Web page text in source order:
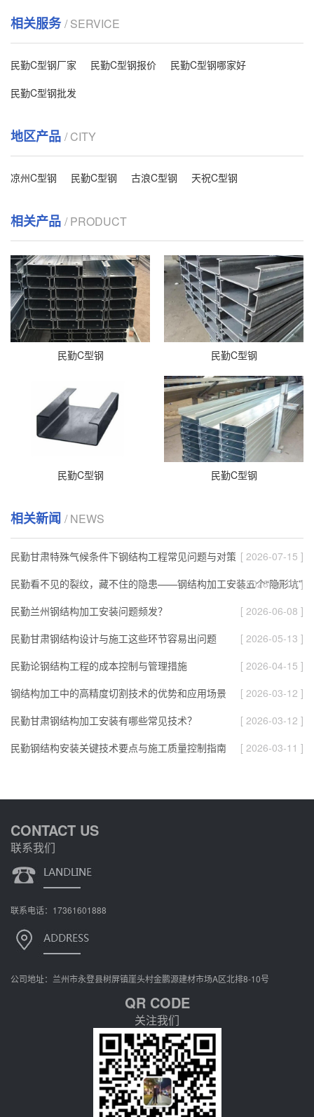
相关服务/ SERVICE
民勤C型钢厂家 民勤C型钢报价
民勤C型钢哪家好
民勤C型钢批发
地区产品 / CITY
凉州C型钢 民勤C型钢 古浪C型钢 天祝C型钢
相关产品 / PRODUCT
民勤C型钢 民勤C型钢
民勤C型钢 民勤C型钢
相关新闻 / NEWS
民勤甘肃特殊气候条件下钢结构工程常见问题与对策 [ 2026-07-15 ]
民勤看不见的裂纹，藏不住的隐患——钢结构加工安装五个“隐形坑”
[ 2026-06-08 ]
民勤兰州钢结构加工安装问题频发？
[ 2026-06-08 ]
民勤甘肃钢结构设计与施工这些环节容易出问题
[ 2026-05-13 ]
民勤论钢结构工程的成本控制与管理措施
[ 2026-04-15 ]
钢结构加工中的高精度切割技术的优势和应用场景
[ 2026-03-12 ]
民勤甘肃钢结构加工安装有哪些常见技术？
[ 2026-03-12 ]
民勤钢结构安装关键技术要点与施工质量控制指南
[ 2026-03-11 ]
CONTACT US
联系我们
联系电话：17361601888
公司地址：兰州市永登县树屏镇崖头村金鹏源建材市场A区北排8-10号
QR CODE
关注我们